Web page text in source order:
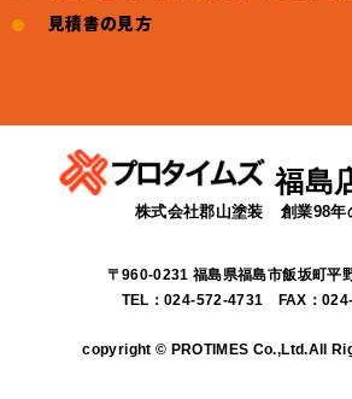
見積書の見方
福島
株式会社郡山塗装 創業98年
〒960-0231 福島県福島市飯坂町平
TEL：024-572-4731 FAX：
copyright © PROTIMES Co.,Ltd.All